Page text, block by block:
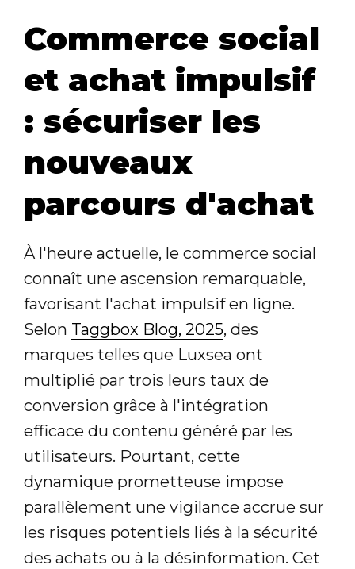
Commerce social
et achat impulsif
: sécuriser les
nouveaux
parcours d'achat
À l'heure actuelle, le commerce social
connaît une ascension remarquable,
favorisant l'achat impulsif en ligne.
Selon Taggbox Blog, 2025, des
marques telles que Luxsea ont
multiplié par trois leurs taux de
conversion grâce à l'intégration
efficace du contenu généré par les
utilisateurs. Pourtant, cette
dynamique prometteuse impose
parallèlement une vigilance accrue sur
les risques potentiels liés à la sécurité
des achats ou à la désinformation. Cet